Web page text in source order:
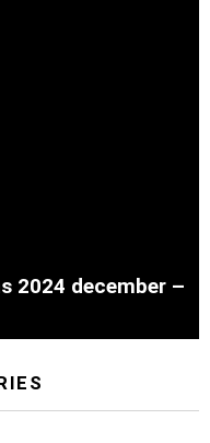
2024 december –